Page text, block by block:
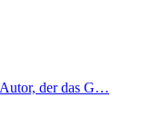
der das G…